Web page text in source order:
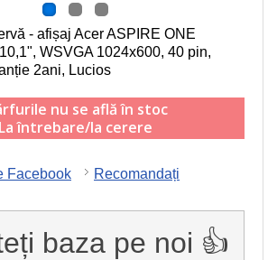
- afișaj Acer ASPIRE ONE
10,1", WSVGA 1024x600, 40 pin,
2ani, Lucios
nu se află în stoc
La întrebare/la cerere
Facebook Recomandați
baza pe noi 👍